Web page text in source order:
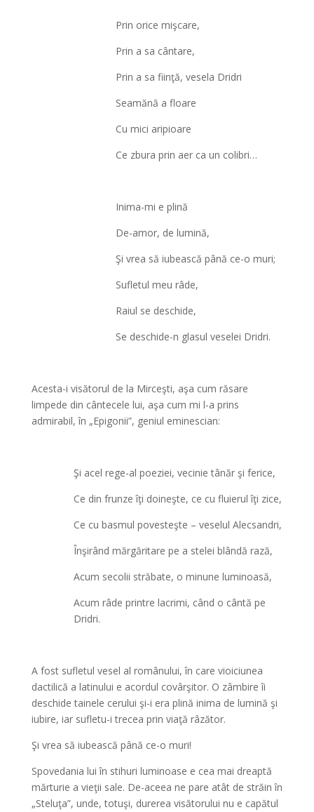
Prin orice mişcare,
Prin a sa cântare,
Prin a sa fiinţă, vesela Dridri
Seamănă a floare
Cu mici aripioare
Ce zbura prin aer ca un colibri…
Inima-mi e plină
De-amor, de lumină,
Şi vrea să iubească până ce-o muri;
Sufletul meu râde,
Raiul se deschide,
Se deschide-n glasul veselei Dridri.
Acesta-i visătorul de la Mirceşti, aşa cum răsare
limpede din cântecele lui, aşa cum mi l-a prins
admirabil, în „Epigonii”, geniul eminescian:
Şi acel rege-al poeziei, vecinie tânăr şi ferice,
Ce din frunze îţi doineşte, ce cu fluierul îţi zice,
Ce cu basmul povesteşte – veselul Alecsandri,
Înşirând mărgăritare pe a stelei blândă rază,
Acum secolii străbate, o minune luminoasă,
Acum râde printre lacrimi, când o cântă pe
Dridri.
A fost sufletul vesel al românului, în care vioiciunea
dactilică a latinului e acordul covârşitor. O zâmbire îi
deschide tainele cerului şi-i era plină inima de lumină şi
iubire, iar sufletu-i trecea prin viaţă râzător.
Şi vrea să iubească până ce-o muri!
Spovedania lui în stihuri luminoase e cea mai dreaptă
mărturie a vieţii sale. De-aceea ne pare atât de străin în
„Steluţa”, unde, totuşi, durerea visătorului nu e capătul